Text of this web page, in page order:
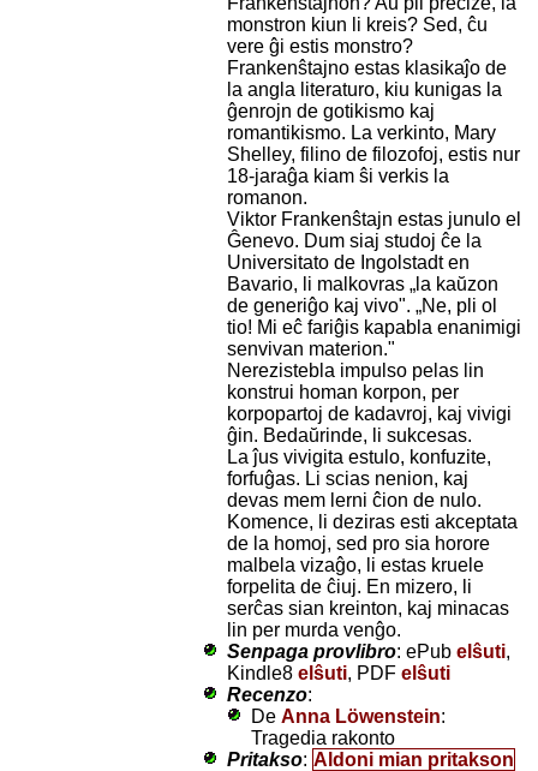
monstron kiun li kreis? Sed, ĉu
vere ĝi estis monstro?
Frankenŝtajno estas klasikaĵo de
la angla literaturo, kiu kunigas la
ĝenrojn de gotikismo kaj
romantikismo. La verkinto, Mary
Shelley, filino de filozofoj, estis nur
18-jaraĝa kiam ŝi verkis la
romanon.
Viktor Frankenŝtajn estas junulo el
Ĝenevo. Dum siaj studoj ĉe la
Universitato de Ingolstadt en
Bavario, li malkovras „la kaŭzon
de generiĝo kaj vivo". „Ne, pli ol
tio! Mi eĉ fariĝis kapabla enanimigi
senvivan materion."
Nerezistebla impulso pelas lin
konstrui homan korpon, per
korpopartoj de kadavroj, kaj vivigi
ĝin. Bedaŭrinde, li sukcesas.
La ĵus vivigita estulo, konfuzite,
forfuĝas. Li scias nenion, kaj
devas mem lerni ĉion de nulo.
Komence, li deziras esti akceptata
de la homoj, sed pro sia horore
malbela vizaĝo, li estas kruele
forpelita de ĉiuj. En mizero, li
serĉas sian kreinton, kaj minacas
lin per murda venĝo.
Senpaga provlibro: ePub elŝuti,
Kindle8 elŝuti, PDF elŝuti
Recenzo:
De Anna Löwenstein:
Tragedia rakonto
Pritakso: Aldoni mian pritakson